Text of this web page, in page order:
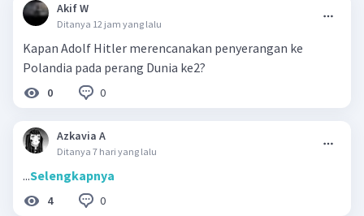
Akif W
Ditanya 12 jam yang lalu
Kapan Adolf Hitler merencanakan penyerangan ke
Polandia pada perang Dunia ke2?
0 0
Azkavia A
Ditanya 7 hari yang lalu
...Selengkapnya
4 0